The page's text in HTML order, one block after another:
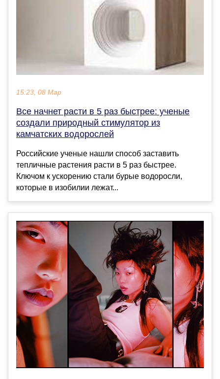
15:23, 08 Мар
Все начнет расти в 5 раз быстрее: ученые
создали природный стимулятор из
камчатских водорослей
Российские ученые нашли способ заставить
тепличные растения расти в 5 раз быстрее.
Ключом к ускорению стали бурые водоросли,
которые в изобилии лежат...